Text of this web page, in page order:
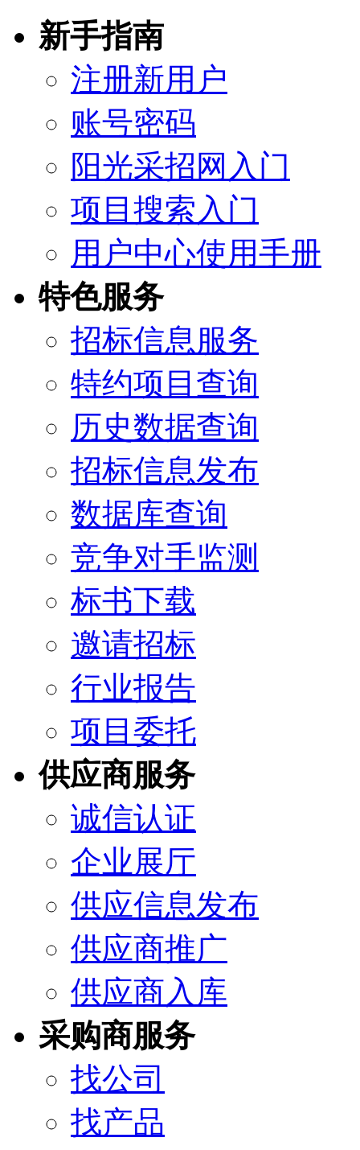
新手指南
注册新用户
账号密码
阳光采招网入门
项目搜索入门
用户中心使用手册
特色服务
招标信息服务
特约项目查询
历史数据查询
招标信息发布
数据库查询
竞争对手监测
标书下载
邀请招标
行业报告
项目委托
供应商服务
诚信认证
企业展厅
供应信息发布
供应商推广
供应商入库
采购商服务
找公司
找产品